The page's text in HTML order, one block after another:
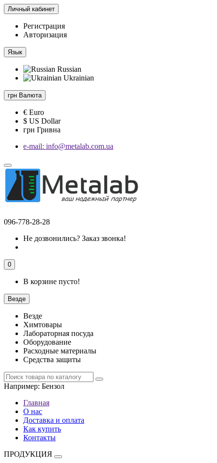
Личный кабинет
Регистрация
Авторизация
Язык
Russian
Ukrainian
грн Валюта
€ Euro
$ US Dollar
грн Гривна
e-mail: info@metalab.com.ua
096-778-28-28
Не дозвонились? Заказ звонка!
0
В корзине пусто!
Везде
Везде
Химтовары
Лабораторная посуда
Оборудование
Расходные материалы
Средства защиты
Например: Бензол
Главная
О нас
Доставка и оплата
Как купить
Контакты
ПРОДУКЦИЯ